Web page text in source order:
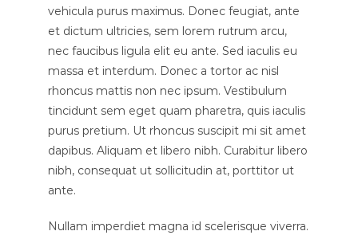
vehicula purus maximus. Donec feugiat, ante
et dictum ultricies, sem lorem rutrum arcu,
nec faucibus ligula elit eu ante. Sed iaculis eu
massa et interdum. Donec a tortor ac nisl
rhoncus mattis non nec ipsum. Vestibulum
tincidunt sem eget quam pharetra, quis iaculis
purus pretium. Ut rhoncus suscipit mi sit amet
dapibus. Aliquam et libero nibh. Curabitur libero
nibh, consequat ut sollicitudin at, porttitor ut
ante.
Nullam imperdiet magna id scelerisque viverra.